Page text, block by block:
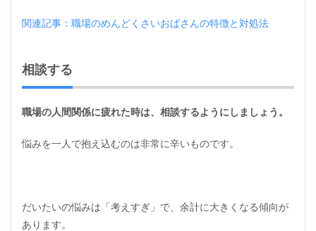
関連記事：職場のめんどくさいおばさんの特徴と対処法
相談する
職場の人間関係に疲れた時は、相談するようにしましょう。
悩みを一人で抱え込むのは非常に辛いものです。
だいたいの悩みは「考えすぎ」で、余計に大きくなる傾向が
あります。